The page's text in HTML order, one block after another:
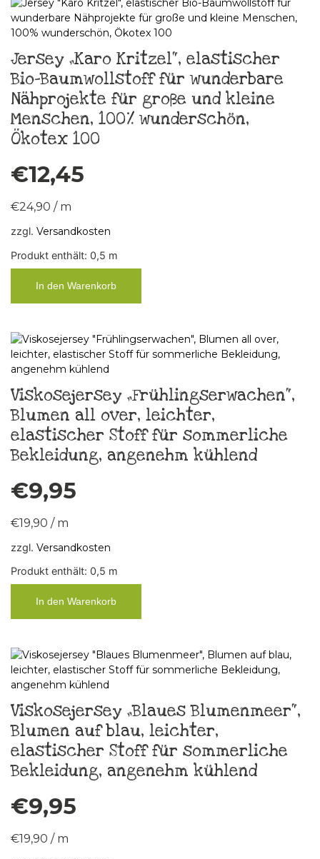
Jersey „Karo Kritzel“, elastischer
Bio-Baumwollstoff für wunderbare
Nähprojekte für große und kleine
Menschen, 100% wunderschön,
Ökotex 100
€12,45
€24,90 / m
zzgl. Versandkosten
Produkt enthält: 0,5 m
In den Warenkorb
Viskosejersey „Frühlingserwachen“,
Blumen all over, leichter,
elastischer Stoff für sommerliche
Bekleidung, angenehm kühlend
€9,95
€19,90 / m
zzgl. Versandkosten
Produkt enthält: 0,5 m
In den Warenkorb
Viskosejersey „Blaues Blumenmeer“,
Blumen auf blau, leichter,
elastischer Stoff für sommerliche
Bekleidung, angenehm kühlend
€9,95
€19,90 / m